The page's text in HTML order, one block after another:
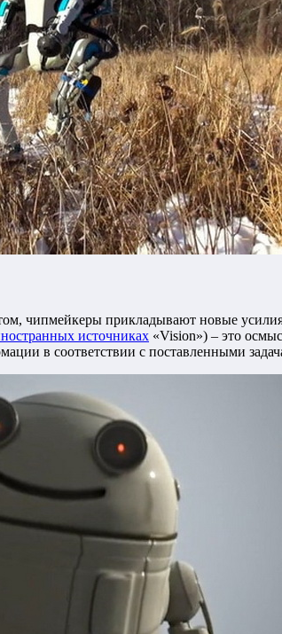
чипмейкеры прикладывают новые
источниках «Vision») – это
в соответствии с поставленными